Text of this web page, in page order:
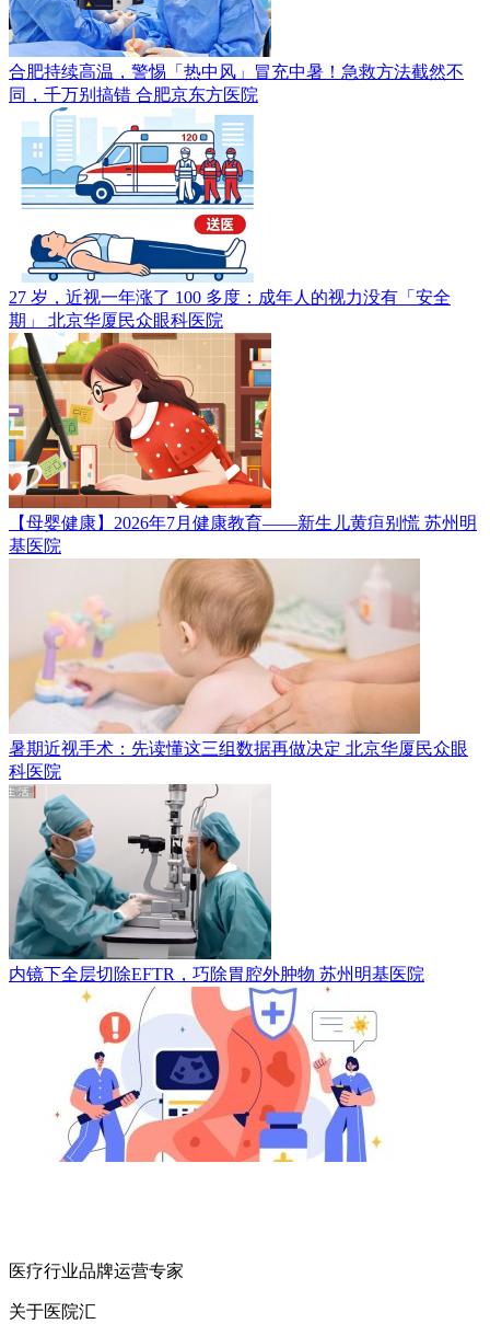
合肥持续高温，警惕「热中风」冒充中暑！急救方法截然不
同，千万别搞错 合肥京东方医院
27 岁，近视一年涨了 100 多度：成年人的视力没有「安全
期」 北京华厦民众眼科医院
【母婴健康】2026年7月健康教育——新生儿黄疸别慌 苏州明
基医院
暑期近视手术：先读懂这三组数据再做决定 北京华厦民众眼
科医院
内镜下全层切除EFTR，巧除胃腔外肿物 苏州明基医院
医疗行业品牌运营专家
关于医院汇